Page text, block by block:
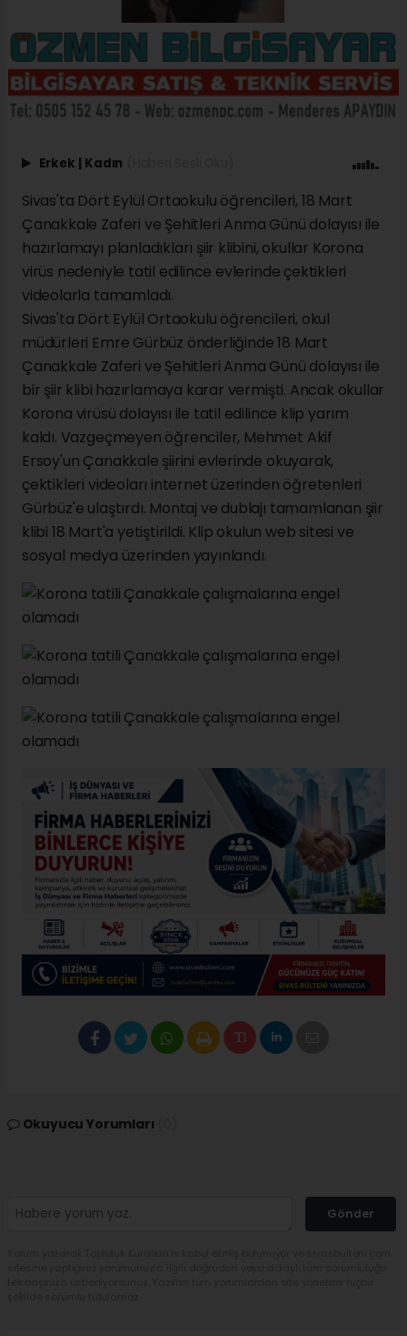
Erkek | Kadın
Sivas'ta Dört Eylül Ortaokulu öğrencileri, 18 Mart
Çanakkale Zaferi ve Şehitleri Anma Günü dolayısı ile
hazırlamayı planladıkları şiir klibini, okullar Korona
virüs nedeniyle tatil edilince evlerinde çektikleri
videolarla tamamladı.
Sivas'ta Dört Eylül Ortaokulu öğrencileri, okul
müdürleri Emre Gürbüz önderliğinde 18 Mart
Çanakkale Zaferi ve Şehitleri Anma Günü dolayısı ile
bir şiir klibi hazırlamaya karar vermişti. Ancak okullar
Korona virüsü dolayısı ile tatil edilince klip yarım
kaldı. Vazgeçmeyen öğrenciler, Mehmet Akif
Ersoy'un Çanakkale şiirini evlerinde okuyarak,
çektikleri videoları internet üzerinden öğretenleri
Gürbüz'e ulaştırdı. Montaj ve dublajı tamamlanan şiir
klibi 18 Mart'a yetiştirildi. Klip okulun web sitesi ve
sosyal medya üzerinden yayınlandı.
Okuyucu Yorumları
Gönder